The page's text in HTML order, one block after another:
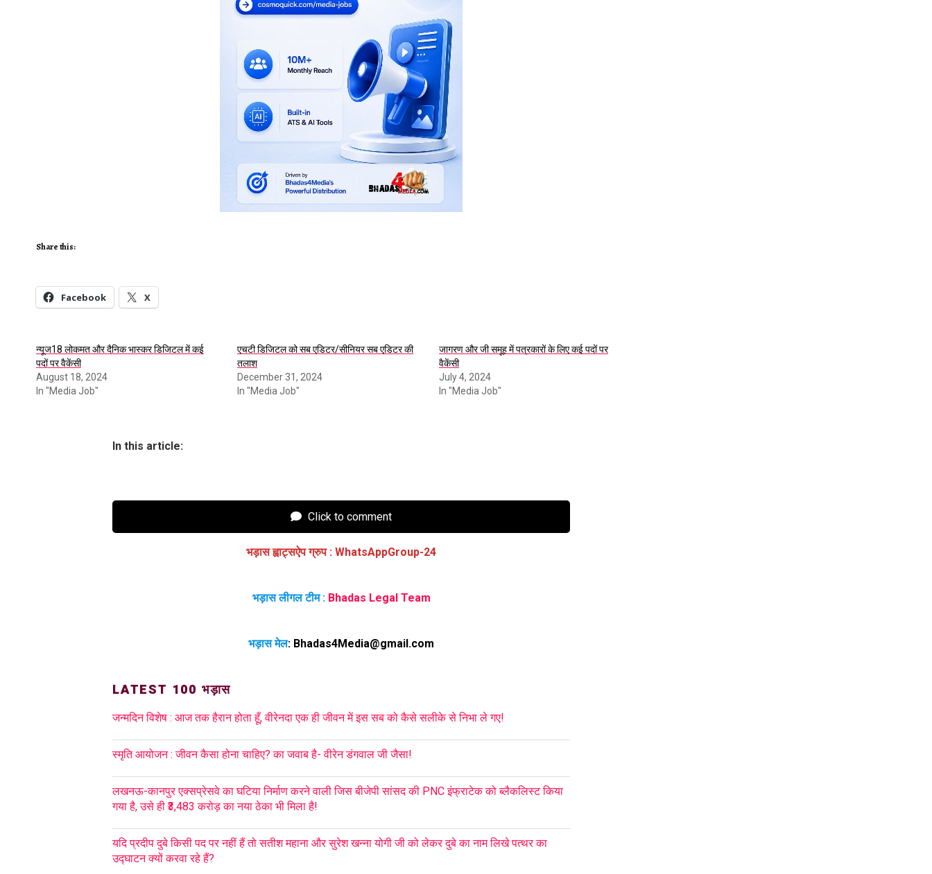
Share this:
Facebook X
न्यूज18 लोकमत और दैनिक भास्कर डिजिटल में कई
पदों पर वैकेंसी
August 18, 2024
In "Media Job"
एचटी डिजिटल को सब एडिटर/सीनियर सब एडिटर की
तलाश
December 31, 2024
In "Media Job"
जागरण और जी समूह में पत्रकारों के लिए कई पदों पर
वैकेंसी
July 4, 2024
In "Media Job"
In this article:
Click to comment
भड़ास ह्वाट्सऐप ग्रुप : WhatsAppGroup-24
भड़ास लीगल टीम : Bhadas Legal Team
भड़ास मेल: Bhadas4Media@gmail.com
LATEST 100 भड़ास
जन्मदिन विशेष : आज तक हैरान होता हूँ, वीरेनदा एक ही जीवन में इस सब को कैसे सलीके से निभा ले गए!
स्मृति आयोजन : जीवन कैसा होना चाहिए? का जवाब है- वीरेन डंगवाल जी जैसा!
लखनऊ-कानपुर एक्सप्रेसवे का घटिया निर्माण करने वाली जिस बीजेपी सांसद की PNC इंफ्राटेक को ब्लैकलिस्ट किया
गया है, उसे ही ₹3,483 करोड़ का नया ठेका भी मिला है!
यदि प्रदीप दुबे किसी पद पर नहीं हैं तो सतीश महाना और सुरेश खन्ना योगी जी को लेकर दुबे का नाम लिखे पत्थर का
उद्घाटन क्यों करवा रहे हैं?